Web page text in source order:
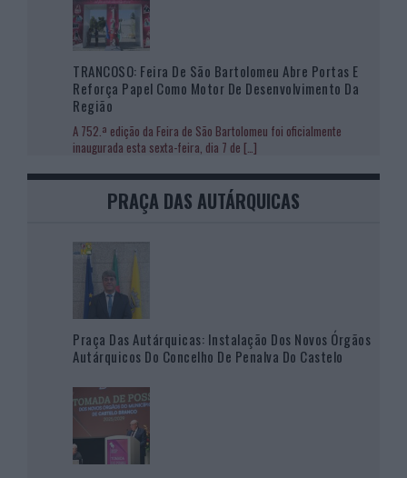
TRANCOSO: Feira De São Bartolomeu Abre Portas E
Reforça Papel Como Motor De Desenvolvimento Da
Região
A 752.ª edição da Feira de São Bartolomeu foi oficialmente
inaugurada esta sexta-feira, dia 7 de […]
PRAÇA DAS AUTÁRQUICAS
Praça Das Autárquicas: Instalação Dos Novos Órgãos
Autárquicos Do Concelho De Penalva Do Castelo